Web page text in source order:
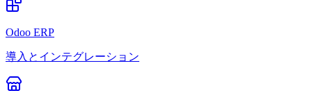
Odoo ERP
導入とインテグレーション